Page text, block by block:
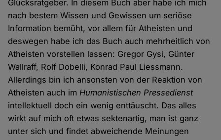
Glücksratgeber. In diesem Buch aber habe ich mich
nach bestem Wissen und Gewissen um seriöse
Information bemüht, vor allem für Atheisten und
deswegen habe ich das Buch auch mehrheitlich von
Atheisten vorstellen lassen: Gregor Gysi, Günter
Wallraff, Rolf Dobelli, Konrad Paul Liessmann.
Allerdings bin ich ansonsten von der Reaktion von
Atheisten auch im Humanistischen Pressedienst
intellektuell doch ein wenig enttäuscht. Das alles
wirkt auf mich oft etwas sektenartig, man ist ganz
unter sich und findet abweichende Meinungen